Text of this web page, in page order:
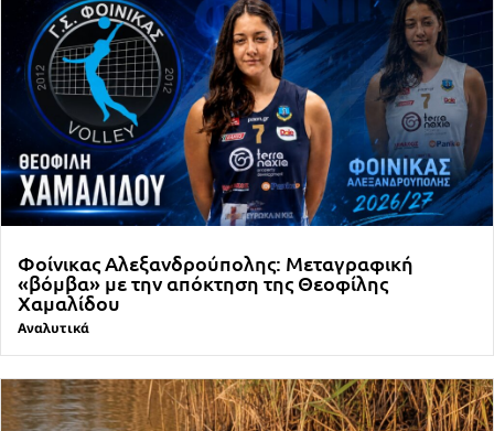
Φοίνικας Αλεξανδρούπολης: Μεταγραφική
«βόμβα» με την απόκτηση της Θεοφίλης
Χαμαλίδου
Αναλυτικά